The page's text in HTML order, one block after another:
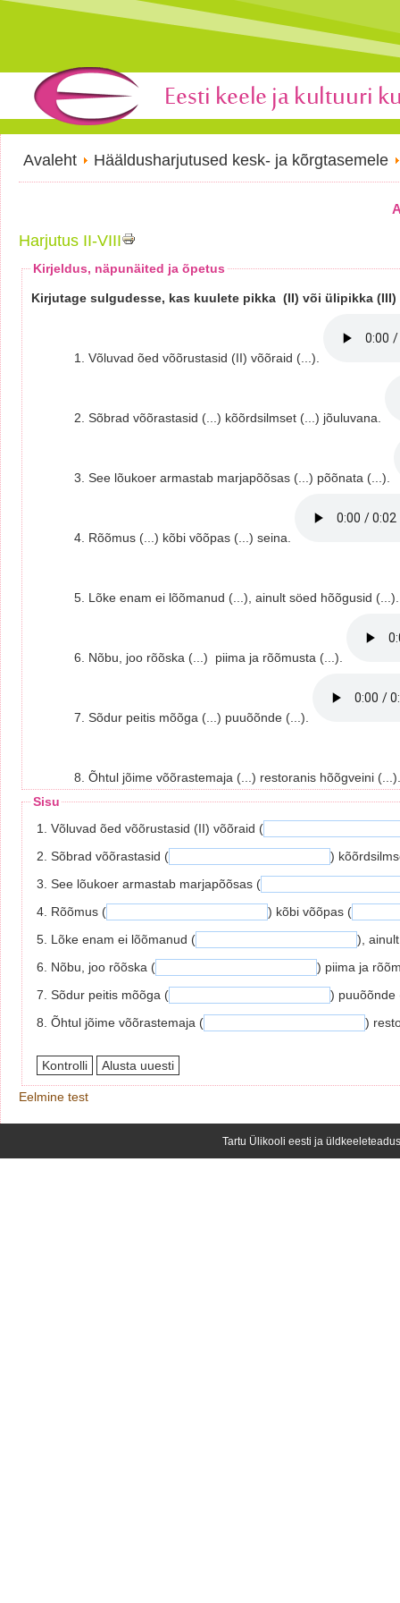
Avaleht Hääldusharjutused kesk- ja kõrgtasemele
Harjutus II-VIII
Kirjeldus, näpunäited ja õpetus
Kirjutage sulgudesse, kas kuulete pikka (II) või ülipikka (III)
1. Võluvad õed võõrustasid (II) võõraid (...).
2. Sõbrad võõrastasid (...) kõõrdsilmset (...) jõuluvana.
3. See lõukoer armastab marjapõõsas (...) põõnata (...).
4. Rõõmus (...) kõbi võõpas (...) seina.
5. Lõke enam ei lõõmanud (...), ainult söed hõõgusid
6. Nõbu, joo rõõska (...) piima ja rõõmusta (...).
7. Sõdur peitis mõõga (...) puuõõnde (...).
8. Õhtul jõime võõrastemaja (...) restoranis hõõgveini
Sisu
1. Võluvad õed võõrustasid (II) võõraid (
2. Sõbrad võõrastasid (
)
3. See lõukoer armastab marjapõõsas (
4. Rõõmus (
) kõbi võõpas (
5. Lõke enam ei lõõmanud (
),
6. Nõbu, joo rõõska (
) piima ja
7. Sõdur peitis mõõga (
) puuõõnde
8. Õhtul jõime võõrastemaja (
)
Eelmine test
Tartu Ülikooli eesti ja